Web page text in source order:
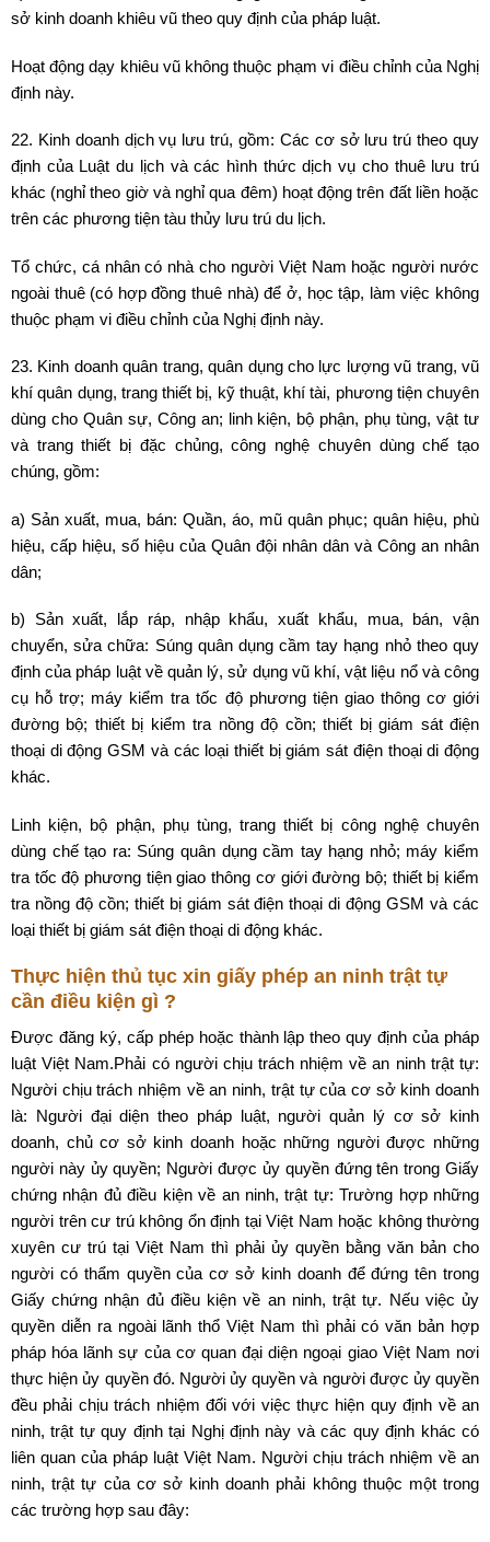
sở kinh doanh khiêu vũ theo quy định của pháp luật.
Hoạt động dạy khiêu vũ không thuộc phạm vi điều chỉnh của Nghị
định này.
22. Kinh doanh dịch vụ lưu trú, gồm: Các cơ sở lưu trú theo quy
định của Luật du lịch và các hình thức dịch vụ cho thuê lưu trú
khác (nghỉ theo giờ và nghỉ qua đêm) hoạt động trên đất liền hoặc
trên các phương tiện tàu thủy lưu trú du lịch.
Tổ chức, cá nhân có nhà cho người Việt Nam hoặc người nước
ngoài thuê (có hợp đồng thuê nhà) để ở, học tập, làm việc không
thuộc phạm vi điều chỉnh của Nghị định này.
23. Kinh doanh quân trang, quân dụng cho lực lượng vũ trang, vũ
khí quân dụng, trang thiết bị, kỹ thuật, khí tài, phương tiện chuyên
dùng cho Quân sự, Công an; linh kiện, bộ phận, phụ tùng, vật tư
và trang thiết bị đặc chủng, công nghệ chuyên dùng chế tạo
chúng, gồm:
a) Sản xuất, mua, bán: Quần, áo, mũ quân phục; quân hiệu, phù
hiệu, cấp hiệu, số hiệu của Quân đội nhân dân và Công an nhân
dân;
b) Sản xuất, lắp ráp, nhập khẩu, xuất khẩu, mua, bán, vận
chuyển, sửa chữa: Súng quân dụng cầm tay hạng nhỏ theo quy
định của pháp luật về quản lý, sử dụng vũ khí, vật liệu nổ và công
cụ hỗ trợ; máy kiểm tra tốc độ phương tiện giao thông cơ giới
đường bộ; thiết bị kiểm tra nồng độ cồn; thiết bị giám sát điện
thoại di động GSM và các loại thiết bị giám sát điện thoại di động
khác.
Linh kiện, bộ phận, phụ tùng, trang thiết bị công nghệ chuyên
dùng chế tạo ra: Súng quân dụng cầm tay hạng nhỏ; máy kiểm
tra tốc độ phương tiện giao thông cơ giới đường bộ; thiết bị kiểm
tra nồng độ cồn; thiết bị giám sát điện thoại di động GSM và các
loại thiết bị giám sát điện thoại di động khác.
Thực hiện thủ tục xin giấy phép an ninh trật tự
cần điều kiện gì ?
Được đăng ký, cấp phép hoặc thành lập theo quy định của pháp
luật Việt Nam.Phải có người chịu trách nhiệm về an ninh trật tự:
Người chịu trách nhiệm về an ninh, trật tự của cơ sở kinh doanh
là: Người đại diện theo pháp luật, người quản lý cơ sở kinh
doanh, chủ cơ sở kinh doanh hoặc những người được những
người này ủy quyền; Người được ủy quyền đứng tên trong Giấy
chứng nhận đủ điều kiện về an ninh, trật tự: Trường hợp những
người trên cư trú không ổn định tại Việt Nam hoặc không thường
xuyên cư trú tại Việt Nam thì phải ủy quyền bằng văn bản cho
người có thẩm quyền của cơ sở kinh doanh để đứng tên trong
Giấy chứng nhận đủ điều kiện về an ninh, trật tự. Nếu việc ủy
quyền diễn ra ngoài lãnh thổ Việt Nam thì phải có văn bản hợp
pháp hóa lãnh sự của cơ quan đại diện ngoại giao Việt Nam nơi
thực hiện ủy quyền đó. Người ủy quyền và người được ủy quyền
đều phải chịu trách nhiệm đối với việc thực hiện quy định về an
ninh, trật tự quy định tại Nghị định này và các quy định khác có
liên quan của pháp luật Việt Nam. Người chịu trách nhiệm về an
ninh, trật tự của cơ sở kinh doanh phải không thuộc một trong
các trường hợp sau đây: